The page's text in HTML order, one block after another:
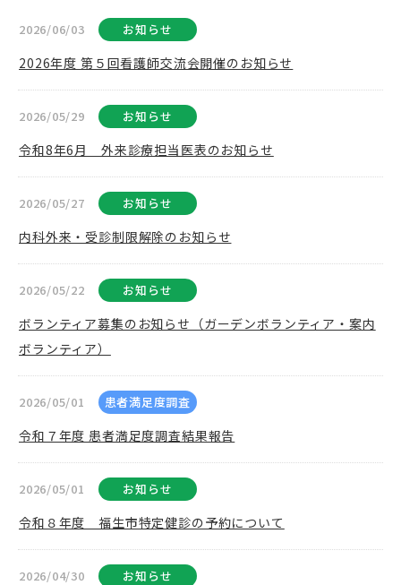
2026/06/03 お知らせ
2026年度 第５回看護師交流会開催のお知らせ
2026/05/29 お知らせ
令和8年6月 外来診療担当医表のお知らせ
2026/05/27 お知らせ
内科外来・受診制限解除のお知らせ
2026/05/22 お知らせ
ボランティア募集のお知らせ（ガーデンボランティア・案内
ボランティア）
2026/05/01 患者満足度調査
令和７年度 患者満足度調査結果報告
2026/05/01 お知らせ
令和８年度 福生市特定健診の予約について
2026/04/30 お知らせ